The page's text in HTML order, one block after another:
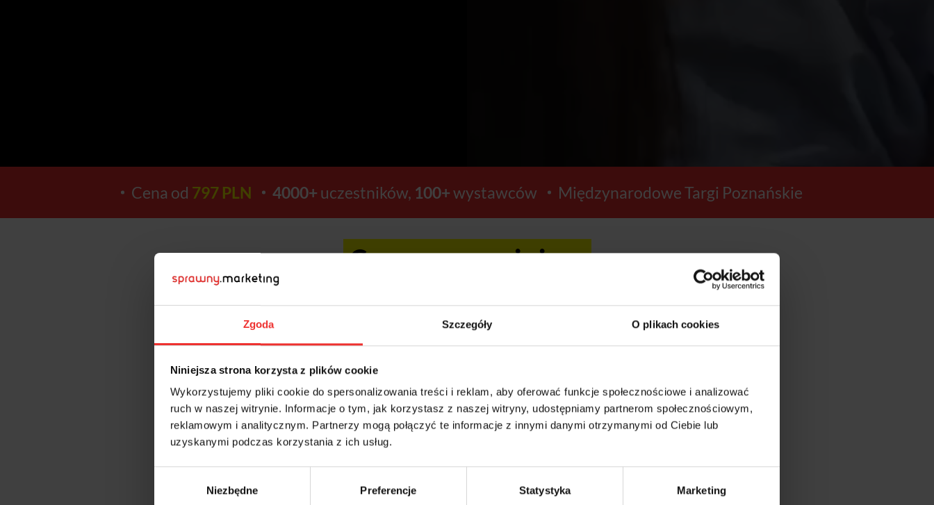
Zgoda Szczegóły O plikach cookies
Niniejsza strona korzysta z plików cookie
Wykorzystujemy pliki cookie do spersonalizowania treści i reklam, aby oferować funkcje społecznościowe i analizować
ruch w naszej witrynie. Informacje o tym, jak korzystasz z naszej witryny, udostępniamy partnerom społecznościowym,
reklamowym i analitycznym. Partnerzy mogą połączyć te informacje z innymi danymi otrzymanymi od Ciebie lub
uzyskanymi podczas korzystania z ich usług.
Niezbędne Preferencje Statystyka Marketing
Cena od 797 PLN 4000+ uczestników, 100+wystawców Międzynarodowe Targi Poznańskie
Ceny wzrosną już za:
13
DNI
21
GODZIN
51 5
Kup bilety >>